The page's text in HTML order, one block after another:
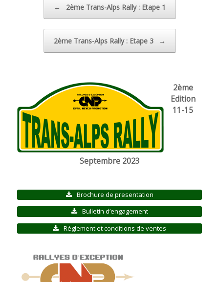
← 2ème Trans-Alps Rally : Etape 1
2ème Trans-Alps Rally : Etape 3 →
2ème
Edition
11-15
Septembre 2023
Brochure de presentation
Bulletin d’engagement
Réglement et conditions de ventes